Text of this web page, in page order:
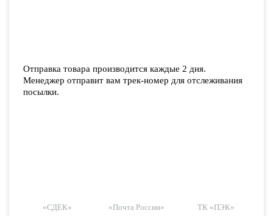
Отправка товара производится каждые 2 дня.
Менеджер отправит вам трек-номер для отслеживания
посылки.
«СДЕК» «Почта России» ТК «ПЭК»